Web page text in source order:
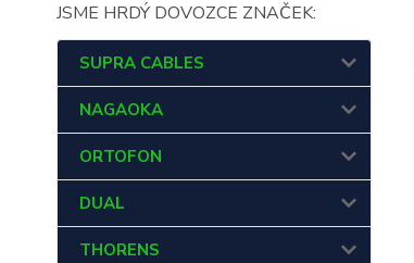
JSME HRDÝ DOVOZCE ZNAČEK:
SUPRA CABLES
NAGAOKA
ORTOFON
DUAL
THORENS